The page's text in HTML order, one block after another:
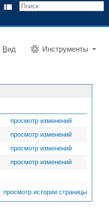
Вид Инструменты
просмотр изменений
просмотр изменений
просмотр изменений
просмотр изменений
просмотр истории страницы